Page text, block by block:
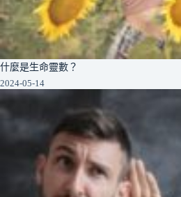
什麼是生命靈數？
2024-05-14